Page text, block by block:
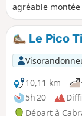
agréable
Le Pico
10,11 km
5h 20
Départ à